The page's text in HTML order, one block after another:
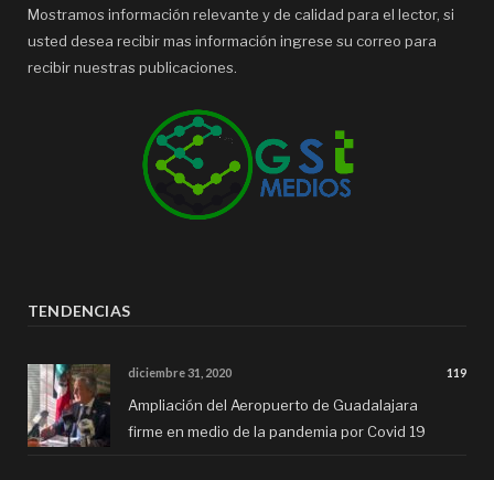
Mostramos información relevante y de calidad para el lector, si
usted desea recibir mas información ingrese su correo para
recibir nuestras publicaciones.
TENDENCIAS
diciembre 31, 2020 119
Ampliación del Aeropuerto de Guadalajara
firme en medio de la pandemia por Covid 19